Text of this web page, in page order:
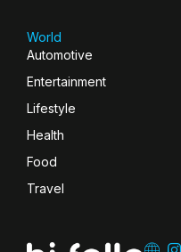
World
Automotive
Entertainment
Lifestyle
Health
Food
Travel